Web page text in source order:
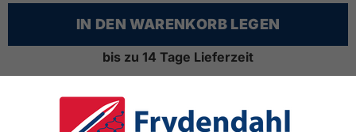
IN DEN WARENKORB LEGEN
bis zu 14 Tage Lieferzeit
Monofil Heilbuttnetz